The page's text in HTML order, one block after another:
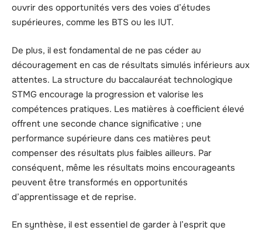
ouvrir des opportunités vers des voies d’études
supérieures, comme les BTS ou les IUT.
De plus, il est fondamental de ne pas céder au
découragement en cas de résultats simulés inférieurs aux
attentes. La structure du baccalauréat technologique
STMG encourage la progression et valorise les
compétences pratiques. Les matières à coefficient élevé
offrent une seconde chance significative ; une
performance supérieure dans ces matières peut
compenser des résultats plus faibles ailleurs. Par
conséquent, même les résultats moins encourageants
peuvent être transformés en opportunités
d’apprentissage et de reprise.
En synthèse, il est essentiel de garder à l’esprit que